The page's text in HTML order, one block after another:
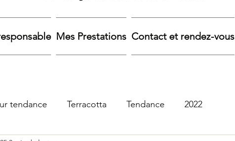
Mes Prestations Contact et rendez-vous
tendance Terracotta Tendance 2022